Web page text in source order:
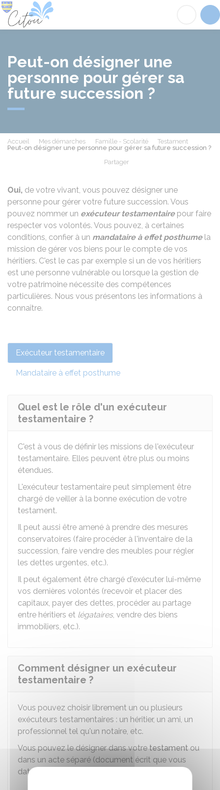
Peut-on désigner une
personne pour gérer sa
future succession ?
Accueil Mes démarches Famille - Scolarité
Testament
Peut-on désigner une personne pour gérer sa future succession ?
Partager
Oui, de votre vivant, vous pouvez désigner une
personne pour gérer votre future succession. Vous
pouvez nommer un exécuteur testamentairepour faire
respecter vos volontés. Vous pouvez, à certaines
conditions, confier à un mandataire à effet posthumela
mission de gérer vos biens pour le compte de vos
héritiers. C'est le cas par exemple si un de vos héritiers
est une personne vulnérable ou lorsque la gestion de
votre patrimoine nécessite des compétences
particulières. Nous vous présentons les informations à
connaître.
Exécuteur testamentaire
Mandataire à effet posthume
Quel est le rôle d'un exécuteur
testamentaire ?
C'est à vous de définir les missions de l'exécuteur
testamentaire. Elles peuvent être plus ou moins
étendues.
L'exécuteur testamentaire peut simplement être
chargé de veiller à la bonne exécution de votre
testament.
Il peut aussi être amené à prendre des mesures
conservatoires (faire procéder à l'inventaire de la
succession, faire vendre des meubles pour régler
les dettes urgentes, etc.).
Il peut également être chargé d'exécuter lui-même
vos dernières volontés (recevoir et placer des
capitaux, payer des dettes, procéder au partage
entre héritiers et légataires, vendre des biens
immobiliers, etc.).
Comment désigner un exécuteur
testamentaire ?
Vous pouvez choisir librement un ou plusieurs
exécuteurs testamentaires : un héritier, un ami, un
professionnel tel qu'un notaire, etc.
Vous pouvez le désigner dans votretestament ou
dans un acte séparé (document écrit que vous
datez et signez).